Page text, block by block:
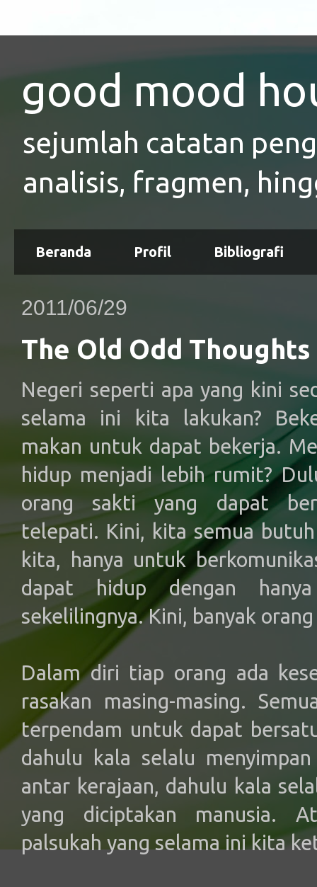
good mood
sejumlah catatan
analisis, fragmen,
Beranda Profil Bibliografi
2011/06/29
The Old Odd Thoughts
Negeri seperti apa yang kini
selama ini kita lakukan?
makan untuk dapat bekerja.
hidup menjadi lebih rumit?
orang sakti yang dapat
telepati. Kini, kita semua
kita, hanya untuk
dapat hidup dengan
sekelilingnya. Kini, banyak
Dalam diri tiap orang ada
rasakan masing-masing.
terpendam untuk dapat
dahulu kala selalu
antar kerajaan, dahulu kala
yang diciptakan manusia.
palsukah yang selama ini kita